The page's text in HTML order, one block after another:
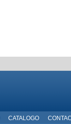
CATALOGO